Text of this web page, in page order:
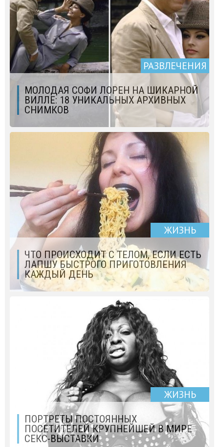
РАЗВЛЕЧЕНИЯ
МОЛОДАЯ СОФИ ЛОРЕН НА ШИКАРНОЙ
ВИЛЛЕ: 18 УНИКАЛЬНЫХ АРХИВНЫХ
СНИМКОВ
ЖИЗНЬ
ЧТО ПРОИСХОДИТ С ТЕЛОМ, ЕСЛИ ЕСТЬ
ЛАПШУ БЫСТРОГО ПРИГОТОВЛЕНИЯ
КАЖДЫЙ ДЕНЬ
ЖИЗНЬ
ПОРТРЕТЫ ПОСТОЯННЫХ
ПОСЕТИТЕЛЕЙ КРУПНЕЙШЕЙ В МИРЕ
СЕКС-ВЫСТАВКИ